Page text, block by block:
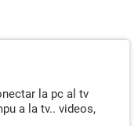
la pc al tv
a la tv.. videos,